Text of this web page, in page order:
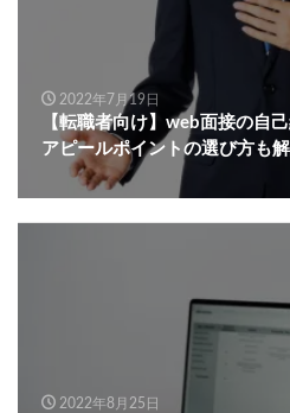
2022年7月19日
【転職者向け】web面接の自
アピールポイントの選び方も
2022年8月25日